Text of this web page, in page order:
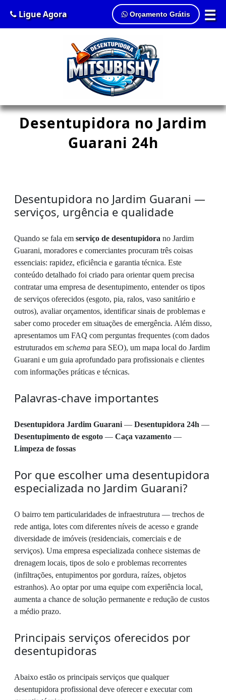
☰
Ligue Agora Orçamento Grátis
Desentupidora no Jardim
Guarani 24h
Desentupidora no Jardim Guarani —
serviços, urgência e qualidade
Quando se fala em serviço de desentupidora no Jardim
Guarani, moradores e comerciantes procuram três coisas
essenciais: rapidez, eficiência e garantia técnica. Este
conteúdo detalhado foi criado para orientar quem precisa
contratar uma empresa de desentupimento, entender os tipos
de serviços oferecidos (esgoto, pia, ralos, vaso sanitário e
outros), avaliar orçamentos, identificar sinais de problemas e
saber como proceder em situações de emergência. Além disso,
apresentamos um FAQ com perguntas frequentes (com dados
estruturados em schema para SEO), um mapa local do Jardim
Guarani e um guia aprofundado para profissionais e clientes
com informações práticas e técnicas.
Palavras-chave importantes
Desentupidora Jardim Guarani — Desentupidora 24h —
Desentupimento de esgoto — Caça vazamento —
Limpeza de fossas
Por que escolher uma desentupidora
especializada no Jardim Guarani?
O bairro tem particularidades de infraestrutura — trechos de
rede antiga, lotes com diferentes níveis de acesso e grande
diversidade de imóveis (residenciais, comerciais e de
serviços). Uma empresa especializada conhece sistemas de
drenagem locais, tipos de solo e problemas recorrentes
(infiltrações, entupimentos por gordura, raízes, objetos
estranhos). Ao optar por uma equipe com experiência local,
aumenta a chance de solução permanente e redução de custos
a médio prazo.
Principais serviços oferecidos por
desentupidoras
Abaixo estão os principais serviços que qualquer
desentupidora profissional deve oferecer e executar com